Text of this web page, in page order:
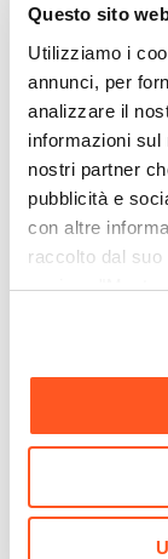
Questo sito
Utilizziamo i
annunci, per
analizzare il
informazioni
nostri partner
pubblicità e
con altre
raccolto dal
sezione
momento. Per
nostraCookie
Profondità
76 cm
Entrata
Ad angolo
62 cm
Materiale
Cristallo
Spessore
6 mm
miscelatore
saliscendi